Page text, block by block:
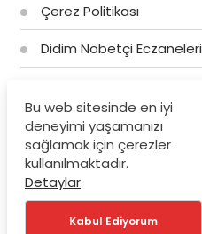
Çerez Politikası
Didim Nöbetçi Eczaneleri
Hakkımızda
Hizmet Şartları
İletişim
Bu web sitesinde en iyi
deneyimi yaşamanızı
sağlamak için çerezler
kullanılmaktadır.
Detaylar
Kabul Ediyorum